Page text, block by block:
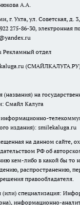
А.А.
г. Ухта, ул. Советская, д.
275-86-30, электронная
Рекламный отдел
на
Смайл Калуга
издания): smilekaluga.ru
на данном сайте,
РФ об
кем-либо в какой бы то
распространению,
правообладателя.
(или) специализация:
информационно-